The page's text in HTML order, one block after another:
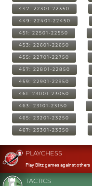
447: 22301-22350
449: 22401-22450
451: 22501-22550
453: 22601-22650
455: 22701-22750
457: 22801-22850
459: 22901-22950
461: 23001-23050
463: 23101-23150
465: 23201-23250
467: 23301-23350
PLAYCHESS
Play Blitz games against others
TACTICS